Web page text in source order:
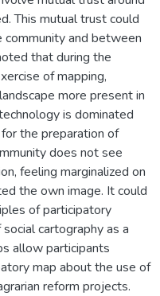
This mutual trust could
and between
that during the
of mapping,
more present in
is dominated
the preparation of
does not see
feeling marginalized on
the own image. It could
of participatory
cartography as a
allow participants
map about the use of
reform projects.